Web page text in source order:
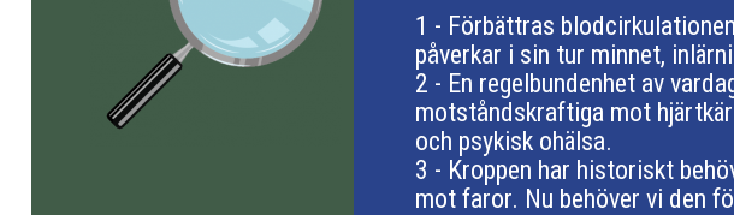
1 - Förbättras
påverkar i sin tur minnet,
2 - En regelbundenhet av
motståndskraftiga mot
och psykisk ohälsa.
3 - Kroppen har historiskt
mot faror. Nu behöver vi den